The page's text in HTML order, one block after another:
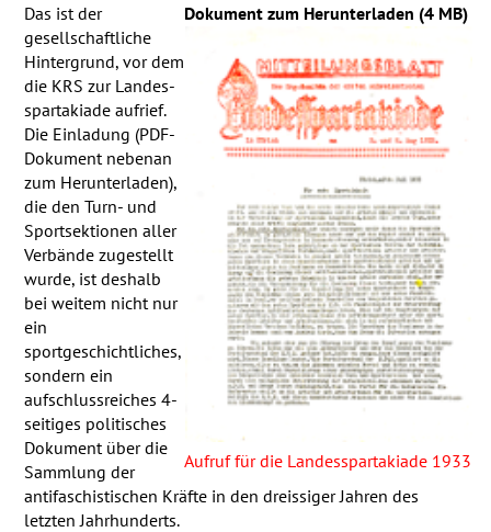
Dokument zum Herunterladen (4 MB)
Aufruf für die Landesspartakiade 1933
Das ist der
gesellschaftliche
Hintergrund, vor dem
die KRS zur Landes­
spar­ta­kiade aufrief.
Die Einladung (PDF-
Dokument nebenan
zum Herunterladen),
die den Turn- und
Sportsektionen aller
Verbände zugestellt
wurde, ist deshalb
bei weitem nicht nur
ein
sportgeschichtliches,
sondern ein
aufschlussreiches 4-
seitiges politisches
Dokument über die
Sammlung der
antifaschistischen Kräfte in den dreissiger Jahren des
letzten Jahrhunderts.